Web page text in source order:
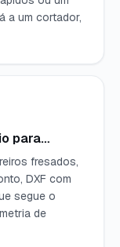
a um cortador,
para…
fresados,
DXF com
segue o
de